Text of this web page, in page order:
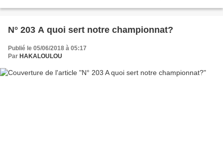
N° 203 A quoi sert notre championnat?
Publié le 05/06/2018 à 05:17
Par HAKALOULOU